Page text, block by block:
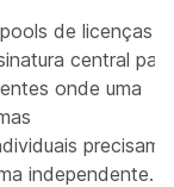
de licenças
central para
onde uma
precisam
independente.